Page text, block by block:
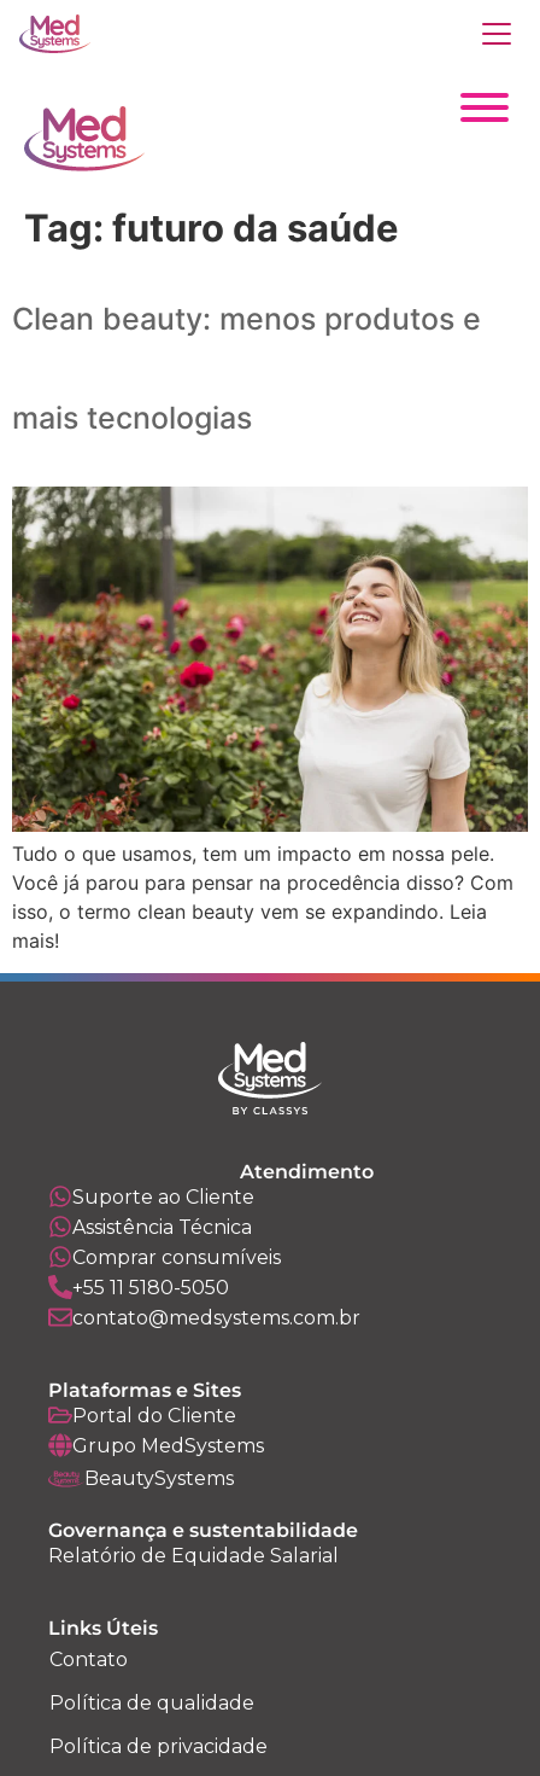
Tag: futuro da saúde
Clean beauty: menos produtos e
mais tecnologias
Tudo o que usamos, tem um impacto em nossa pele.
Você já parou para pensar na procedência disso? Com
isso, o termo clean beauty vem se expandindo. Leia
mais!
Atendimento
Suporte ao Cliente
Assistência Técnica
Comprar consumíveis
+55 11 5180-5050
contato@medsystems.com.br
Plataformas e Sites
Portal do Cliente
Grupo MedSystems
BeautySystems
Governança e sustentabilidade
Relatório de Equidade Salarial
Links Úteis
Contato
Política de qualidade
Política de privacidade